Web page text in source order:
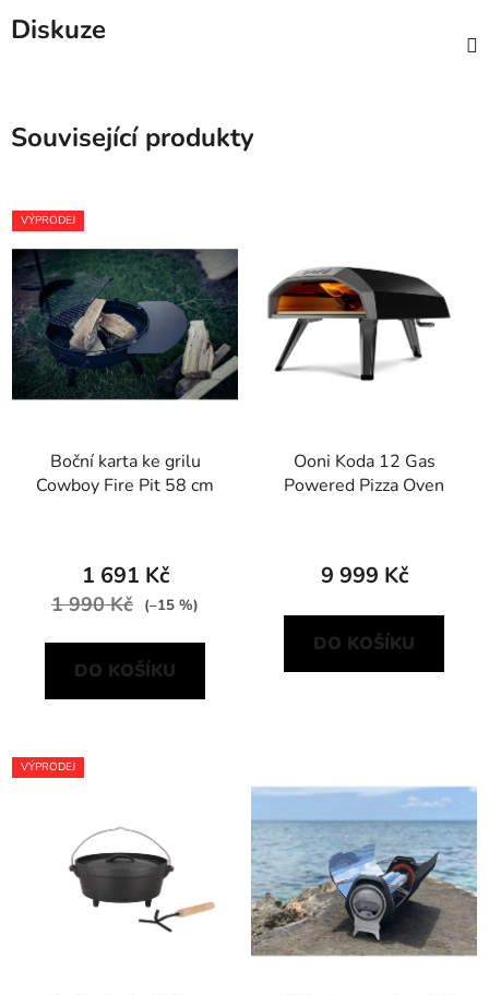
Diskuze
Související produkty
VÝPRODEJ
Boční karta ke grilu
Cowboy Fire Pit 58 cm
1 691 Kč
1 990 Kč (–15 %)
DO KOŠÍKU
Ooni Koda 12 Gas
Powered Pizza Oven
9 999 Kč
DO KOŠÍKU
VÝPRODEJ